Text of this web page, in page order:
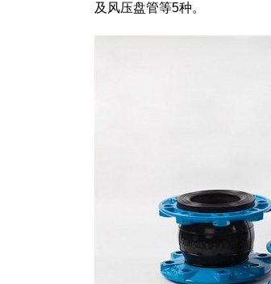
及风压盘管等5种。